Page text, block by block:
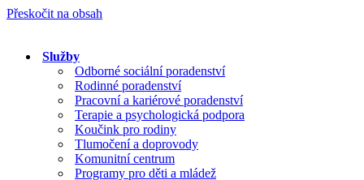
Přeskočit na obsah
Služby
Odborné sociální poradenství
Rodinné poradenství
Pracovní a kariérové poradenství
Terapie a psychologická podpora
Koučink pro rodiny
Tlumočení a doprovody
Komunitní centrum
Programy pro děti a mládež